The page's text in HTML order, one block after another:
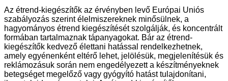
Az étrend-kiegészítők az érvényben levő Európai Uniós
szabályozás szerint élelmiszereknek minősülnek, a
hagyományos étrend kiegészítését szolgálják, és koncentrált
formában tartalmaznak tápanyagokat. Bár az étrend-
kiegészítők kedvező élettani hatással rendelkezhetnek,
amely egyénenként eltérő lehet, jelölésük, megjelenítésük és
reklámozásuk során nem engedélyezett a készítményeknek
betegséget megelőző vagy gyógyító hatást tulajdonítani,